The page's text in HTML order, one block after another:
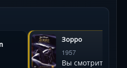
Он прекрасно
маску и приступает
таинственного Зорро.
Зорро
1957
Вы смотрите